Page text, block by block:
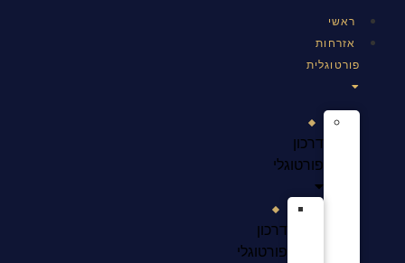
ראשי
אזרחות
פורטוגלית
דרכון
פורטוגלי
דרכון
פורטוגלי